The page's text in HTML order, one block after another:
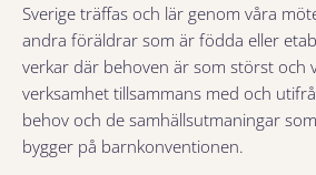
Sverige träffas och lär genom våra
andra föräldrar som är födda eller
verkar där behoven är som störst och
verksamhet tillsammans med och
behov och de samhällsutmaningar
bygger på barnkonventionen.